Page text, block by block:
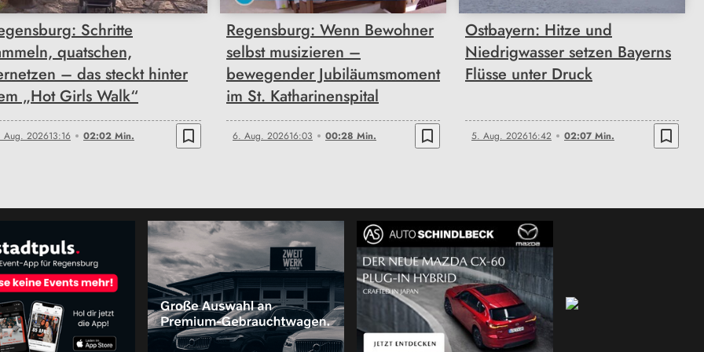
Schritte
quatschen,
– das steckt hinter
„Hot Girls Walk“
Aug. 202613:16 02:02 Min. bookmark_border
Regensburg: Wenn Bewohner
selbst musizieren –
bewegender Jubiläumsmoment
im St. Katharinenspital
6. Aug. 202616:03 00:28 Min. bookmark_border
Ostbayern: Hitze und
Niedrigwasser setzen Bayerns
Flüsse unter Druck
5. Aug. 202616:42 02:07 Min. bookmark_border